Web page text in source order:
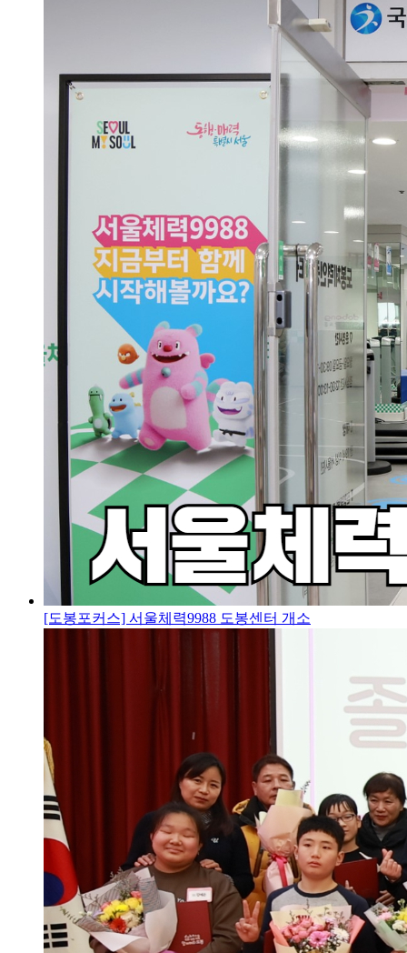
[도봉포커스] 서울체력9988 도봉센터 개소